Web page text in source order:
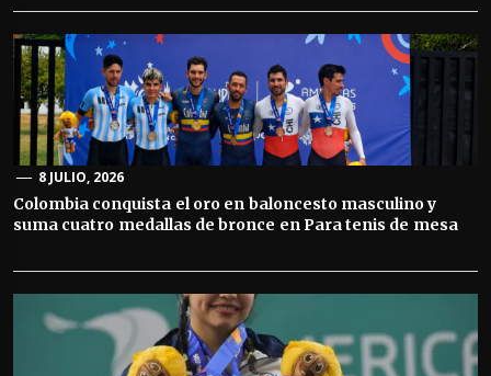
8 JULIO, 2026
Colombia conquista el oro en baloncesto masculino y
suma cuatro medallas de bronce en Para tenis de mesa